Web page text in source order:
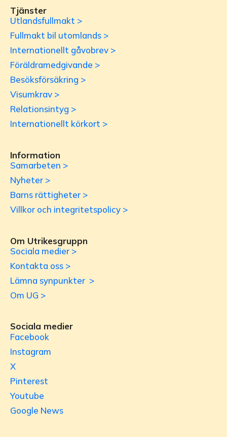
Tjänster
Utlandsfullmakt >
Fullmakt bil utomlands >
Internationellt gåvobrev >
Föräldramedgivande >
Besöksförsäkring >
Visumkrav >
Relationsintyg >
Internationellt körkort >
Information
Samarbeten >
Nyheter >
Barns rättigheter >
Villkor och integritetspolicy >
Om Utrikesgruppn
Sociala medier >
Kontakta oss >
Lämna synpunkter >
Om UG >
Sociala medier
Facebook
Instagram
X
Pinterest
Youtube
Google News